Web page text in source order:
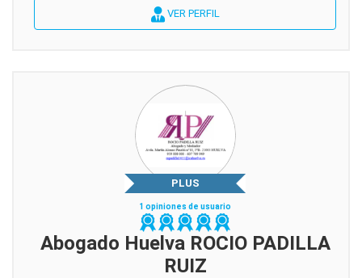
VER PERFIL
PLUS
1 opiniones de usuario
Abogado Huelva ROCIO PADILLA
RUIZ